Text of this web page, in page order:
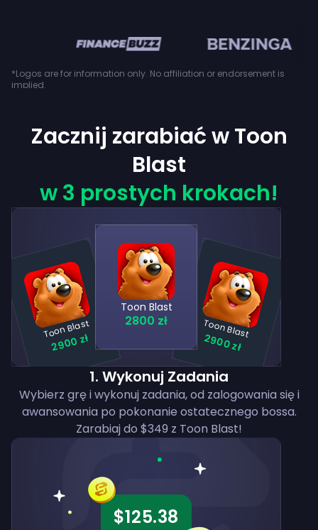
*Logos are for information only. No affiliation or endorsement is
implied.
Zacznij zarabiać w Toon
Blast
w 3 prostych krokach!
Toon Blast
2900 zł
Toon Blast
2800 zł Toon Blast
2900 zł
1. Wykonuj Zadania
Wybierz grę i wykonuj zadania, od zalogowania się i
awansowania po pokonanie ostatecznego bossa.
Zarabiaj do $349 z Toon Blast!
$125.38